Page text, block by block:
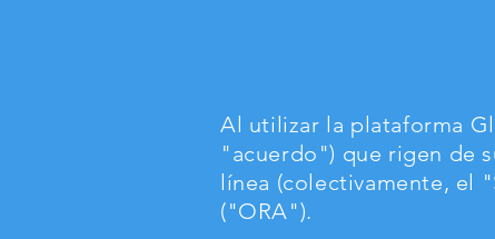
Al utilizar la plataforma
"acuerdo") que rigen de
línea (colectivamente, el
("ORA").